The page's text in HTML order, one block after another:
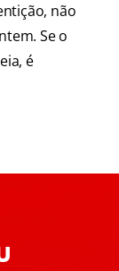
não
Se o
é